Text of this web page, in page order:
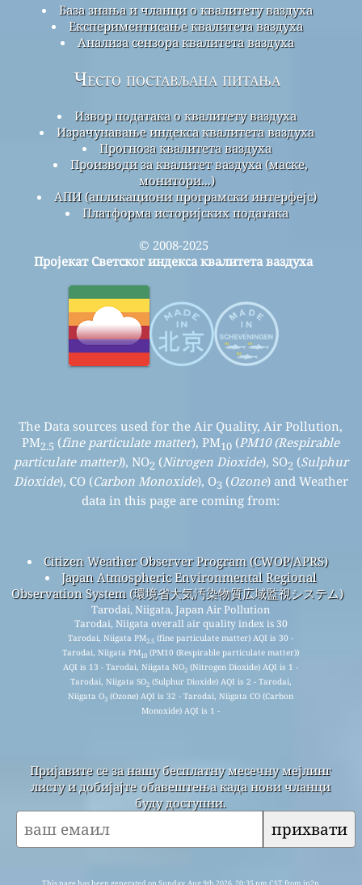
База знања и чланци о квалитету ваздуха
Експериментисање квалитета ваздуха
Анализа сензора квалитета ваздуха
Често постављана питања
Извор података о квалитету ваздуха
Израчунавање индекса квалитета ваздуха
Прогноза квалитета ваздуха
Производи за квалитет ваздуха (маске,
монитори...)
АПИ (апликациони програмски интерфејс)
Платформа историјских података
© 2008-2025
Пројекат Светског индекса квалитета ваздуха
The Data sources used for the Air Quality, Air Pollution,
PM2.5 (fine particulate matter), PM10 (PM10 (Respirable
particulate matter)), NO2 (Nitrogen Dioxide), SO2 (Sulphur
Dioxide), CO (Carbon Monoxide), O3 (Ozone) and Weather
data in this page are coming from:
Citizen Weather Observer Program (CWOP/APRS)
Japan Atmospheric Environmental Regional
Observation System (環境省大気汚染物質広域監視システム)
Tarodai, Niigata, Japan Air Pollution
Tarodai, Niigata overall air quality index is 30
Tarodai, Niigata PM2.5 (fine particulate matter) AQI is 30 -
Tarodai, Niigata PM10 (PM10 (Respirable particulate matter))
AQI is 13 - Tarodai, Niigata NO2 (Nitrogen Dioxide) AQI is 1 -
Tarodai, Niigata SO2(Sulphur Dioxide) AQI is 2 - Tarodai,
Niigata O3 (Ozone) AQI is 32 - Tarodai, Niigata CO (Carbon
Monoxide) AQI is 1 -
Пријавите се за нашу бесплатну месечну мејлинг
листу и добијајте обавештења када нови чланци
буду доступни.
прихвати
This page has been generated on Sunday, Aug 9th 2026, 20:35 pm CST from jp2n